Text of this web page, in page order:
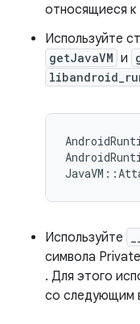
относящиеся к
Используйте
getJavaVM и
Используйте
символа Private
. Для этого
со следующим